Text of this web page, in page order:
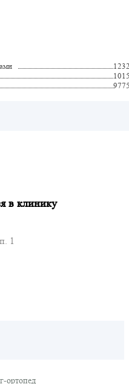
в клинику
1
ортопед